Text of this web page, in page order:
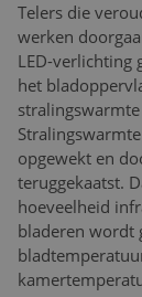
Telers die
werken
LED-verlichting
het
opgewekt en
teruggekaatst.
hoeveelheid
bladeren wordt